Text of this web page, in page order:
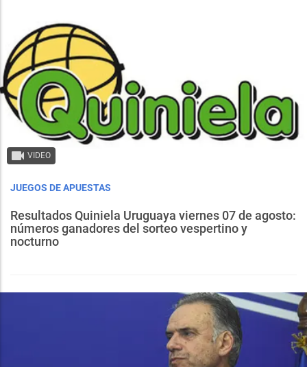
VIDEO
JUEGOS DE APUESTAS
Resultados Quiniela Uruguaya viernes 07 de agosto:
números ganadores del sorteo vespertino y
nocturno